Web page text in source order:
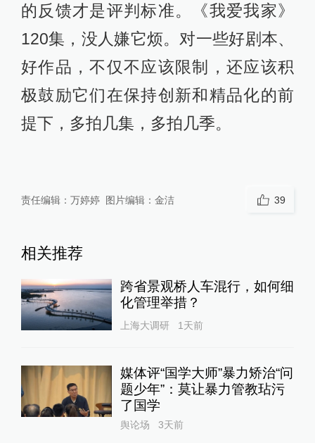
的反馈才是评判标准。《我爱我家》
120集，没人嫌它烦。对一些好剧本、
好作品，不仅不应该限制，还应该积
极鼓励它们在保持创新和精品化的前
提下，多拍几集，多拍几季。
责任编辑： 万婷婷 图片编辑： 金洁 39
相关推荐
跨省景观桥人车混行，如何细
化管理举措？
上海大调研 1天前
媒体评“国学大师”暴力矫治“问
题少年”：莫让暴力管教玷污
了国学
舆论场 3天前